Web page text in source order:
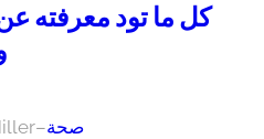
كل ما تود معرفته
–صحة